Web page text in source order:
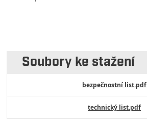
Soubory ke stažení
bezpečnostní list.pdf
technický list.pdf